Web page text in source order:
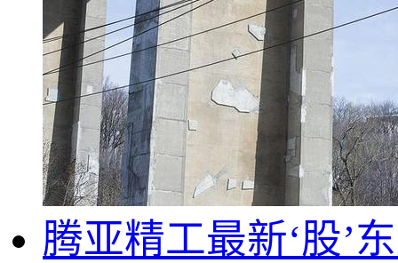
腾亚精工最新‘股’